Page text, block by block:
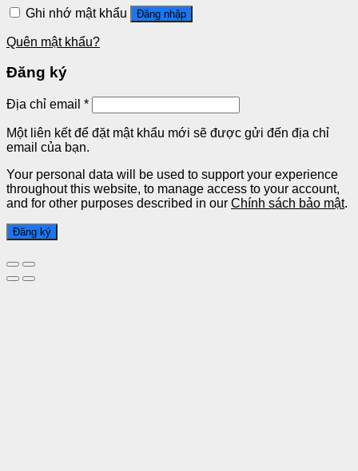
Ghi nhớ mật khẩu Đăng nhập
Quên mật khẩu?
Đăng ký
Địa chỉ email *
Một liên kết để đặt mật khẩu mới sẽ được gửi đến địa chỉ
email của bạn.
Your personal data will be used to support your experience
throughout this website, to manage access to your account,
and for other purposes described in our Chính sách bảo mật.
Đăng ký